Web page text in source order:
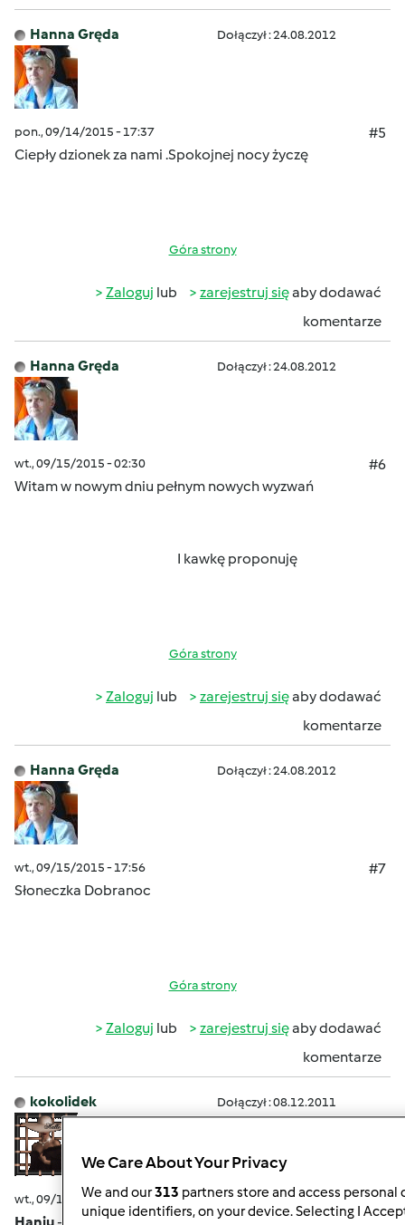
Hanna Gręda Dołączył : 24.08.2012
pon., 09/14/2015 - 17:37
#5
Ciepły dzionek za nami .Spokojnej nocy życzę
Góra strony
Zaloguj lub zarejestruj sięaby dodawać
komentarze
Hanna Gręda Dołączył : 24.08.2012
wt., 09/15/2015 - 02:30
#6
Witam w nowym dniu pełnym nowych wyzwań
I kawkę proponuję
Góra strony
Zaloguj lub zarejestruj sięaby dodawać
komentarze
Hanna Gręda Dołączył : 24.08.2012
wt., 09/15/2015 - 17:56
#7
Słoneczka Dobranoc
Góra strony
Zaloguj lub zarejestruj sięaby dodawać
komentarze
kokolidek Dołączył : 08.12.2011
wt., 09/15/2015 - 18:59
#8
We Care About Your Privacy
We and our313 partners store and access personal
unique identifiers, on your device. Selecting I